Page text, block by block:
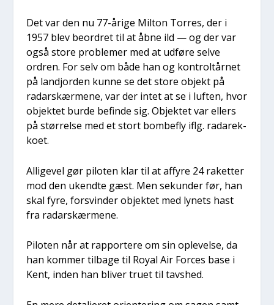
Det var den nu 77-åri­ge Milt­on Tor­res, der i
1957 blev beor­dret til at åbne ild — og der var
også sto­re pro­ble­mer med at udfø­re sel­ve
ordren. For selv om både han og kon­troltår­net
på land­jor­den kun­ne se det sto­re objekt på
radarskær­me­ne, var der intet at se i luf­ten, hvor
objek­tet bur­de befin­de sig. Objek­tet var ellers
på stør­rel­se med et stort bom­be­fly iflg. rada­rek­
ko­et.
Alli­ge­vel gør pilo­ten klar til at affy­re 24 raket­ter
mod den ukend­te gæst. Men sekun­der før, han
skal fyre, for­svin­der objek­tet med lynets hast
fra radarskær­me­ne.
Pilo­ten når at rap­por­te­re om sin ople­vel­se, da
han kom­mer til­ba­ge til Roy­al Air For­ces base i
Kent, inden han bli­ver tru­et til tavs­hed.